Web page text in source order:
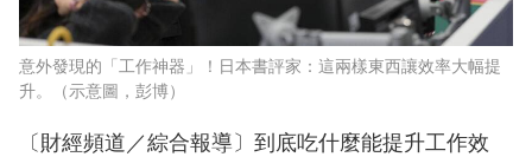
意外發現的「工作神器」！日本書評家：這兩樣東西讓效率大幅提
升。（示意圖，彭博）
〔財經頻道／綜合報導〕到底吃什麼能提升工作效